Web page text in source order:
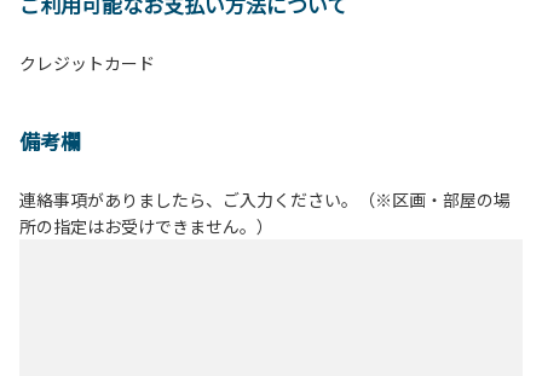
クレジットカード
備考欄
連絡事項がありましたら、ご入力ください。（※区画・部屋の場
所の指定はお受けできません。）